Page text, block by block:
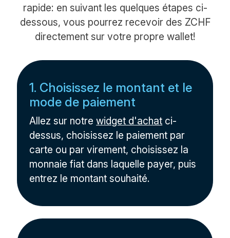
rapide: en suivant les quelques étapes ci-
dessous, vous pourrez recevoir des ZCHF
directement sur votre propre wallet!
1. Choisissez le montant et le
mode de paiement
Allez sur notrewidget d'achat ci-
dessus, choisissez le paiement par
carte ou par virement, choisissez la
monnaie fiat dans laquelle payer, puis
entrez le montant souhaité.